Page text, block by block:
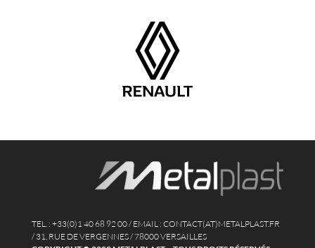
TEL. : +33(0)1 40 68 92 00 / EMAIL : CONTACT(AT)METALPLAST.FR
/ 31, RUE DE VERGENNES / 78000 VERSAILLES